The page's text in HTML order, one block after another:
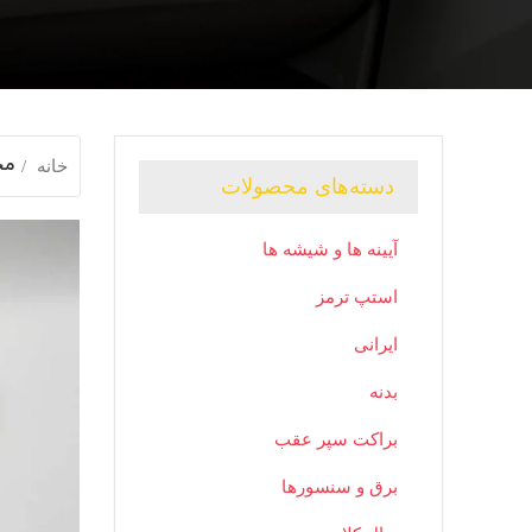
دسته‌های محصولات
آیینه ها و شیشه ها
استپ ترمز
ایرانی
بدنه
براکت سپر عقب
برق و سنسورها
خانه